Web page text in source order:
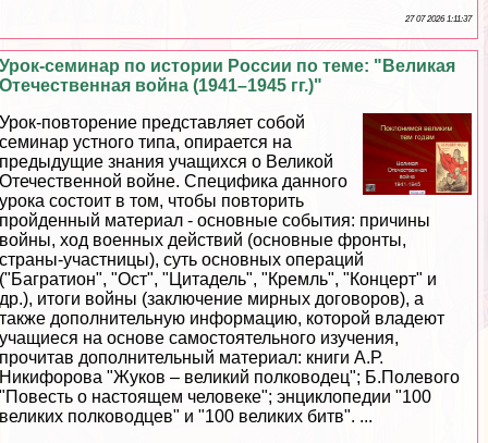
27 07 2026 1:11:37
Урок-семинар по истории России по теме: "Великая
Отечественная война (1941–1945 гг.)"
Урок-повторение представляет собой
семинар устного типа, опирается на
предыдущие знания учащихся о Великой
Отечественной войне. Специфика данного
урока состоит в том, чтобы повторить
пройденный материал - основные события: причины
войны, ход военных действий (основные фронты,
страны-участницы), суть основных операций
("Багратион", "Ост", "Цитадель", "Кремль", "Концерт" и
др.), итоги войны (заключение мирных договоров), а
также дополнительную информацию, которой владеют
учащиеся на основе самостоятельного изучения,
прочитав дополнительный материал: книги А.Р.
Никифорова "Жуков – великий полководец"; Б.Полевого
"Повесть о настоящем человеке"; энциклопедии "100
великих полководцев" и "100 великих битв". ...